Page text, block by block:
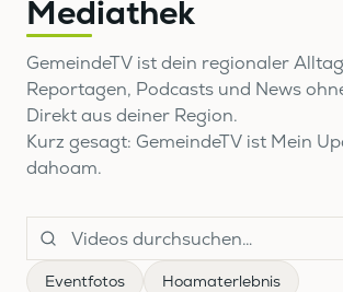
Mediathek
GemeindeTV ist dein regionaler
Reportagen, Podcasts und News
Direkt aus deiner Region.
Kurz gesagt: GemeindeTV ist Mein
dahoam.
Eventfotos Hoamaterlebnis